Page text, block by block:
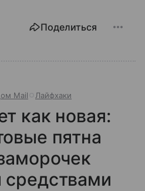
Поделиться
Mail Лайфхаки
как новая:
пятна